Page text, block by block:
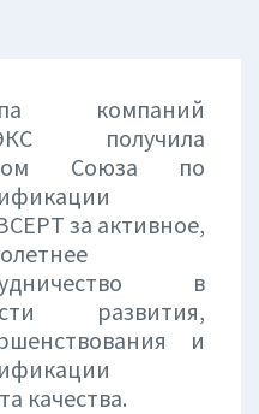
компаний
получила
Союза по
за активное,
в
развития,
и
качества.